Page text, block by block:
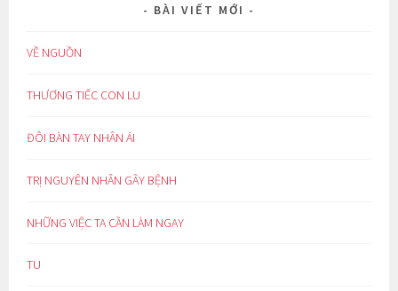
BÀI VIẾT MỚI
VỀ NGUỒN
THƯƠNG TIẾC CON LU
ĐÔI BÀN TAY NHÂN ÁI
TRỊ NGUYÊN NHÂN GÂY BỆNH
NHỮNG VIỆC TA CẦN LÀM NGAY
TU